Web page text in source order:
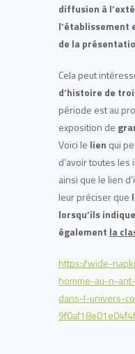
diffusion à
l’établissement
de la
Cela peut
d’histoire de
période est au
exposition de
Voici le lien qui
d’avoir toutes
ainsi que le lien
leur préciser que
lorsqu’ils
également la
https://wide-
homme-au-n-
dans-l-univers-